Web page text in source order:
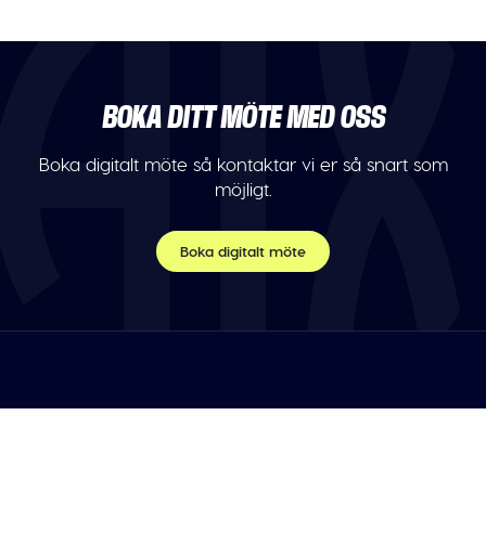
BOKA DITT MÖTE MED OSS
Boka digitalt möte så kontaktar vi er så snart som
möjligt.
Boka digitalt möte